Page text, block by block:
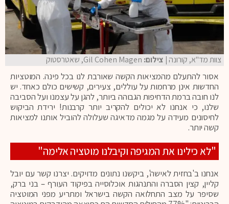
צוות מד"א, קורונה| צילום: Gil Cohen Magen, שאטרסטוק
אסור להתעלם מהמציאות הקשה שאורבת לנו בכל פינה. המוטציות
החדשות אינן מרחמות על עוללים, צעירים, קשישים כולם כאחד. יש
לנו חובה ברמת הדחיפות הגבוהה ביותר, להגן על עצמנו ועל הסביבה
שלנו, כי אנחנו לא יכולים להקריב יותר קרבנות! ירידת הביקוש
לחיסונים מעידה על מגמה מדאיגה שעלולה להוביל אותנו למציאות
קשה יותר.
"לא כילינו את המגיפה וקיבלנו מוטציה אלימה"
אנחנו ב'בחזית לאישה', ביקשנו נתונים מדויקים. יצרנו קשר עם יובל
קליין, קצין הסברה והתנהגות אוכלוסייה בפיקוד העורף – בני ברק,
שסיפר על מצב התחלואה הקשה בישראל ומתריע מפני המוטציה